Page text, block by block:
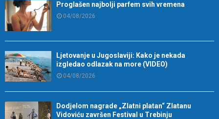
Proglašen najbolji parfem svih vremena
04/08/2026
Ljetovanje u Jugoslaviji: Kako je nekada
izgledao odlazak na more (VIDEO)
04/08/2026
Dodjelom nagrade „Zlatni platan“ Zlatanu
Vidoviću završen Festival u Trebinju